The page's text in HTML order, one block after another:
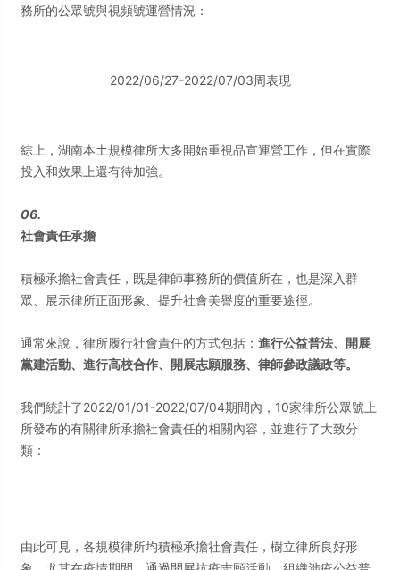
務所的公眾號與視頻號運營情況：
2022/06/27-2022/07/03周表現
綜上，湖南本土規模律所大多開始重視品宣運營工作，但在實際
投入和效果上還有待加強。
06.
社會責任承擔
積極承擔社會責任，既是律師事務所的價值所在，也是深入群
眾、展示律所正面形象、提升社會美譽度的重要途徑。
通常來說，律所履行社會責任的方式包括： 進行公益普法、開展
黨建活動、進行高校合作、開展志願服務、律師參政議政等。
我們統計了2022/01/01-2022/07/04期間內，10家律所公眾號上
所發布的有關律所承擔社會責任的相關內容，並進行了大致分
類：
由此可見，各規模律所均積極承擔社會責任，樹立律所良好形